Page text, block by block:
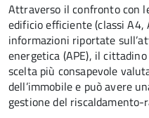
Attraverso il confronto con
edificio efficiente (classi A4,
informazioni riportate
energetica (APE), il
scelta più consapevole
dell’immobile e può avere
gestione del